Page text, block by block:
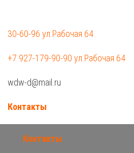
30-60-96 ул.Рабочая 64
+7 927-179-90-90 ул.Рабочая 64
wdw-d@mail.ru
Контакты
Контакты